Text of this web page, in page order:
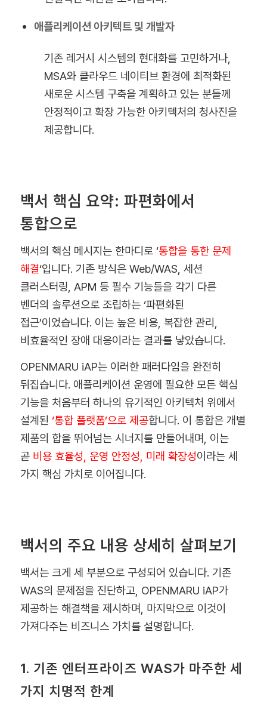
애플리케이션 아키텍트 및 개발자
기존 레거시 시스템의 현대화를 고민하거나,
MSA와 클라우드 네이티브 환경에 최적화된
새로운 시스템 구축을 계획하고 있는 분들께
안정적이고 확장 가능한 아키텍처의 청사진을
제공합니다.
백서 핵심 요약: 파편화에서
통합으로
백서의 핵심 메시지는 한마디로 ‘통합을 통한 문제
해결‘입니다. 기존 방식은 Web/WAS, 세션
클러스터링, APM 등 필수 기능들을 각기 다른
벤더의 솔루션으로 조립하는 ‘파편화된
접근’이었습니다. 이는 높은 비용, 복잡한 관리,
비효율적인 장애 대응이라는 결과를 낳았습니다.
OPENMARU iAP는 이러한 패러다임을 완전히
뒤집습니다. 애플리케이션 운영에 필요한 모든 핵심
기능을 처음부터 하나의 유기적인 아키텍처 위에서
설계된 ‘통합 플랫폼’으로 제공합니다. 이 통합은 개별
제품의 합을 뛰어넘는 시너지를 만들어내며, 이는
곧 비용 효율성, 운영 안정성, 미래 확장성이라는 세
가지 핵심 가치로 이어집니다.
백서의 주요 내용 상세히 살펴보기
백서는 크게 세 부분으로 구성되어 있습니다. 기존
WAS의 문제점을 진단하고, OPENMARU iAP가
제공하는 해결책을 제시하며, 마지막으로 이것이
가져다주는 비즈니스 가치를 설명합니다.
1. 기존 엔터프라이즈 WAS가 마주한 세
가지 치명적 한계